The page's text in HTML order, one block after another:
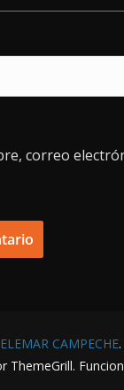
correo
CAMPECHE
ThemeGrill.